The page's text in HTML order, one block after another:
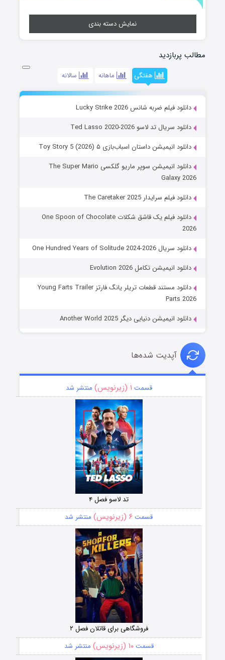
نمایش دسته بندی
مطالب پربازدید
هفتگی ماهانه سالانه
دانلود فیلم ضربه شانس Lucky Strike 2026
دانلود سریال تد لاسو Ted Lasso 2020-2026
دانلود انیمیشن داستان اسباب‌بازی ۵ Toy Story 5 (2026)
دانلود انیمیشن سوپر ماریو گلکسی The Super Mario
Galaxy 2026
دانلود فیلم سرایدار The Caretaker 2025
دانلود فیلم یک قاشق شکلات One Spoon of Chocolate
2026
دانلود سریال One Hundred Years of Solitude 2024-2026
دانلود انیمیشن تکامل Evolution 2026
دانلود مستند قطعات تریلر یانگ فارتز Young Farts Trailer
Parts 2026
دانلود انیمیشن دنیایی دیگر Another World 2025
آپدیت شده‌ها
قسمت ۱ (زیرنویس) منتشر شد
تد لاسو فصل ۴
قسمت ۶ (زیرنویس) منتشر شد
فروشگاهی برای قاتلان فصل ۲
قسمت۱۰ (زیرنویس) منتشر شد